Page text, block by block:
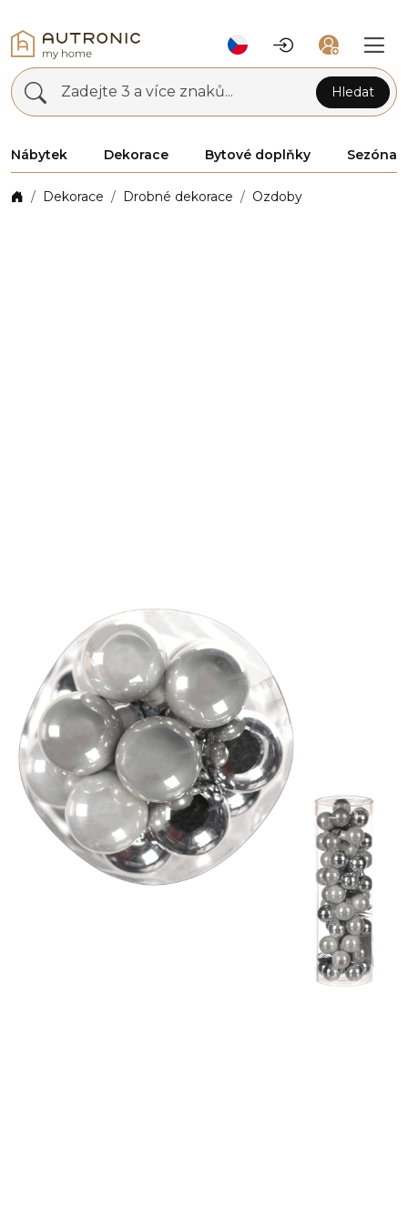
Zadejte 3 a více znaků... Hledat
Nábytek Dekorace Bytové doplňky Sezóna
Dekorace Drobné dekorace Ozdoby